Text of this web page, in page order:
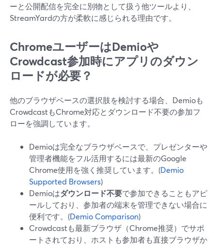
ーと公開配信を完全に別物として扱う他ツールより、
StreamYardの方が柔軟に感じられる理由です。
ChromeユーザーはDemioや
Crowdcast参加時にアプリのダウン
ロードが必要？
他のブラウザベースの選択肢を検討する場合、Demioも
CrowdcastもChrome対応とダウンロード不要の参加フ
ローを強調しています。
Demioは完全なブラウザベースで、プレゼンターや
管理者機能をフル活用するには最新のGoogle
Chrome使用を強く推奨しています。(Demio
Supported Browsers)
Demioはダウンロード不要で参加できることもアピ
ールしており、参加者の端末を管理できない場合に
便利です。(Demio Comparison)
Crowdcastも最新ブラウザ（Chrome推奨）でサポ
ートされており、ホストも参加者も直接ブラウザか